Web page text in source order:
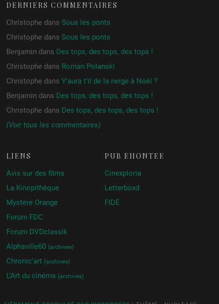
DERNIERS COMMENTAIRES
Christophe dans Sous les ponts
Christophe dans Sous les ponts
Benjamin dans Des tops, des tops, des tops !
Christophe dans Roman Polanski
Christophe dans Y’aura t’il de la neige à Noël ?
Benjamin dans Des tops, des tops, des tops !
Christophe dans Des tops, des tops, des tops !
(Voir tous les commentaires)
LIENS
Avis sur des films
La Kinopithèque
Mystère Orange
Forum FDC
Forum DVDclassik
Alphaville60 (archives)
Chronic’art (archives)
L’Art du cinéma (archives)
PUB ÉHONTÉE
Cinexploria
Letterboxd
FIDÉ